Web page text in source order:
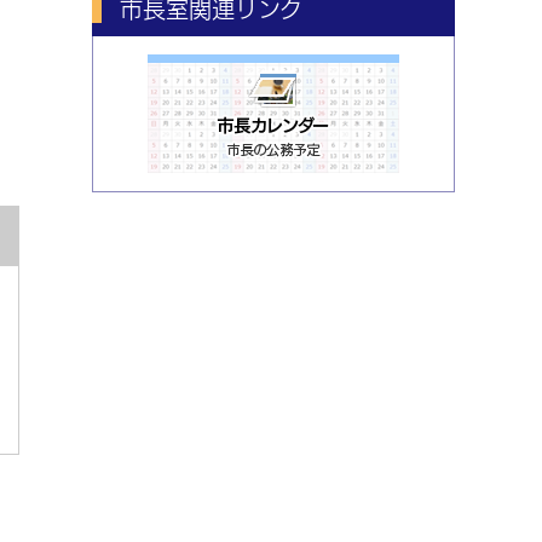
市長室関連リンク